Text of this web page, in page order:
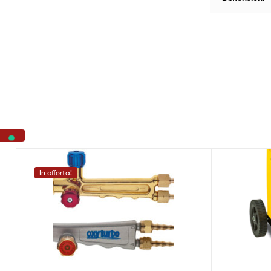
In offerta!